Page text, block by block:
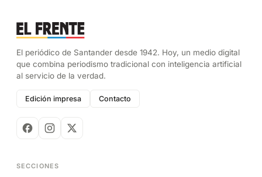
El periódico de Santander desde 1942. Hoy, un medio digital
que combina periodismo tradicional con inteligencia artificial
al servicio de la verdad.
Edición impresa Contacto
SECCIONES